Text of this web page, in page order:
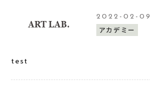
2022-02-09
アカデミー
test